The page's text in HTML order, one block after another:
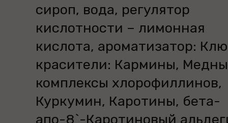
сироп, вода, регулятор
кислотности – лимонная
кислота, ароматизатор:
красители: Кармины,
комплексы хлорофиллинов,
Куркумин, Каротины, бета-
апо-8`-Каротиновый